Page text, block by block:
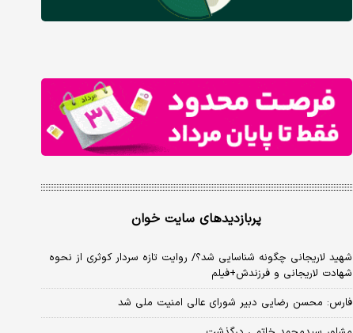
پربازدیدهای سایت خوان
شهید لاریجانی چگونه شناسایی شد؟/ روایت تازه سردار کوثری از نحوه
شهادت لاریجانی و فرزندش+فیلم
فارس: محسن رضایی دبیر شورای عالی امنیت ملی شد